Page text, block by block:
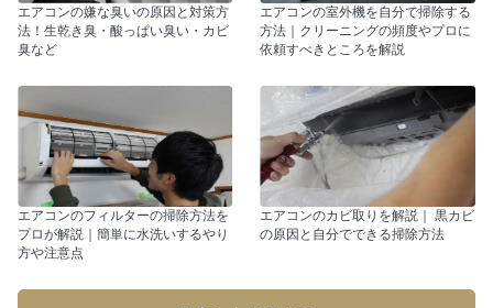
エアコンの嫌な臭いの原因と対策方
法！生乾き臭・酸っぱい臭い・カビ
臭など
エアコンの室外機を自分で掃除する
方法｜クリーニングの頻度やプロに
依頼すべきところを解説
エアコンのフィルターの掃除方法を
プロが解説｜簡単に水洗いするやり
方や注意点
エアコンのカビ取りを解説｜ 黒カビ
の原因と自分でできる掃除方法